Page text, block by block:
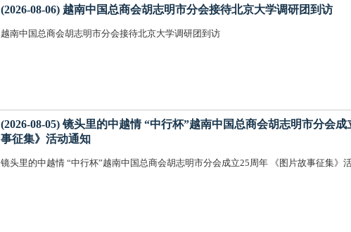
(2026-08-06) 越南中国总商会胡志明市分会接待北京大学调研团到访
越南中国总商会胡志明市分会接待北京大学调研团到访
(2026-08-05) 镜头里的中越情 “中行杯”越南中国总商会胡志明市分会
事征集》活动通知
镜头里的中越情 “中行杯”越南中国总商会胡志明市分会成立25周年 《图片故事征集》